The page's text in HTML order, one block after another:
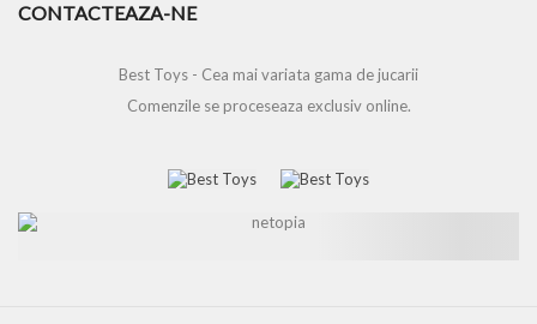
CONTACTEAZA-NE
Best Toys - Cea mai variata gama de jucarii
Comenzile se proceseaza exclusiv online.